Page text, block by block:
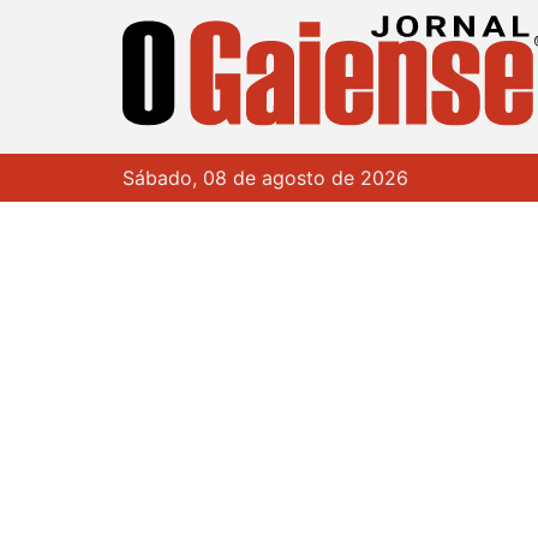
Sábado, 08 de agosto de 2026